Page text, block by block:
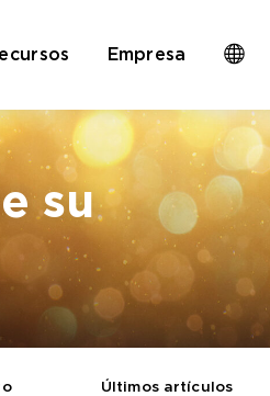
Empresa
su
Últimos artículos